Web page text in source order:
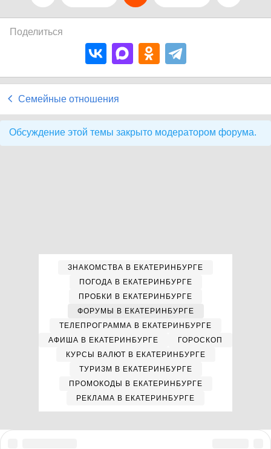
Поделиться
Семейные отношения
Обсуждение этой темы закрыто модератором форума.
ЗНАКОМСТВА В ЕКАТЕРИНБУРГЕ
ПОГОДА В ЕКАТЕРИНБУРГЕ
ПРОБКИ В ЕКАТЕРИНБУРГЕ
ФОРУМЫ В ЕКАТЕРИНБУРГЕ
ТЕЛЕПРОГРАММА В ЕКАТЕРИНБУРГЕ
АФИША В ЕКАТЕРИНБУРГЕ
ГОРОСКОП
КУРСЫ ВАЛЮТ В ЕКАТЕРИНБУРГЕ
ТУРИЗМ В ЕКАТЕРИНБУРГЕ
ПРОМОКОДЫ В ЕКАТЕРИНБУРГЕ
РЕКЛАМА В ЕКАТЕРИНБУРГЕ